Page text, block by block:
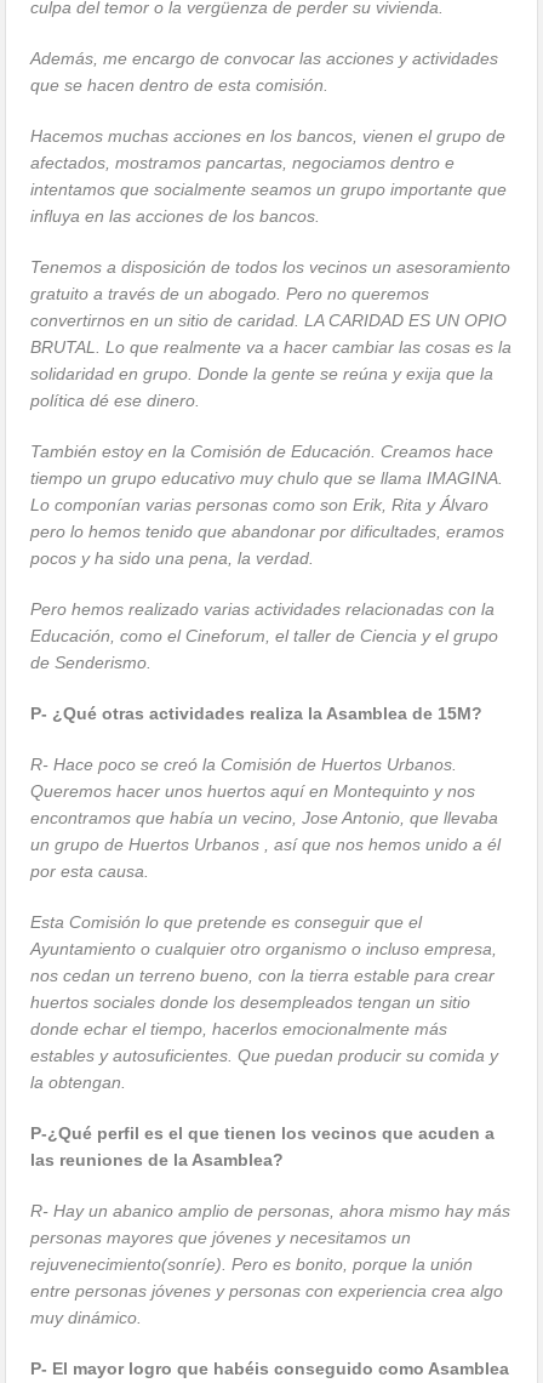
culpa del temor o la vergüenza de perder su vivienda.
Además, me encargo de convocar las acciones y actividades
que se hacen dentro de esta comisión.
Hacemos muchas acciones en los bancos, vienen el grupo de
afectados, mostramos pancartas, negociamos dentro e
intentamos que socialmente seamos un grupo importante que
influya en las acciones de los bancos.
Tenemos a disposición de todos los vecinos un asesoramiento
gratuito a través de un abogado. Pero no queremos
convertirnos en un sitio de caridad. LA CARIDAD ES UN OPIO
BRUTAL. Lo que realmente va a hacer cambiar las cosas es la
solidaridad en grupo. Donde la gente se reúna y exija que la
política dé ese dinero.
También estoy en la Comisión de Educación. Creamos hace
tiempo un grupo educativo muy chulo que se llama IMAGINA.
Lo componían varias personas como son Erik, Rita y Álvaro
pero lo hemos tenido que abandonar por dificultades, eramos
pocos y ha sido una pena, la verdad.
Pero hemos realizado varias actividades relacionadas con la
Educación, como el Cineforum, el taller de Ciencia y el grupo
de Senderismo.
P- ¿Qué otras actividades realiza la Asamblea de 15M?
R- Hace poco se creó la Comisión de Huertos Urbanos.
Queremos hacer unos huertos aquí en Montequinto y nos
encontramos que había un vecino, Jose Antonio, que llevaba
un grupo de Huertos Urbanos , así que nos hemos unido a él
por esta causa.
Esta Comisión lo que pretende es conseguir que el
Ayuntamiento o cualquier otro organismo o incluso empresa,
nos cedan un terreno bueno, con la tierra estable para crear
huertos sociales donde los desempleados tengan un sitio
donde echar el tiempo, hacerlos emocionalmente más
estables y autosuficientes. Que puedan producir su comida y
la obtengan.
P-¿Qué perfil es el que tienen los vecinos que acuden a
las reuniones de la Asamblea?
R- Hay un abanico amplio de personas, ahora mismo hay más
personas mayores que jóvenes y necesitamos un
rejuvenecimiento(sonríe). Pero es bonito, porque la unión
entre personas jóvenes y personas con experiencia crea algo
muy dinámico.
P- El mayor logro que habéis conseguido como Asamblea